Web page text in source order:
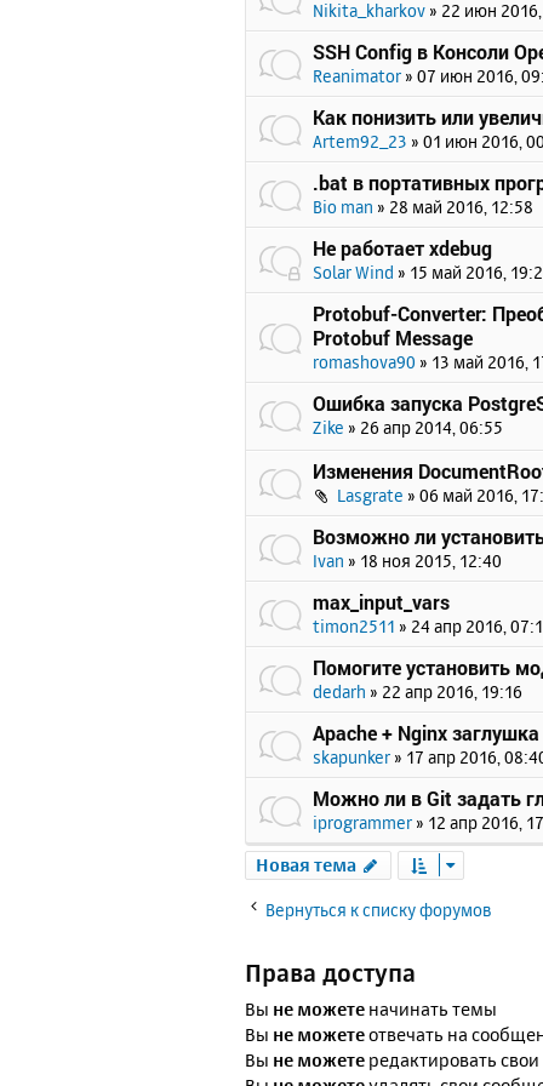
Nikita_kharkov » 22 июн
SSH Config в Консоли
Reanimator » 07 июн 2016,
Как понизить или
Artem92_23 » 01 июн 2016,
.bat в портативных
Bio man » 28 май 2016, 12:58
Не работает xdebug
Solar Wind » 15 май 2016,
Protobuf-Converter:
Protobuf Message
romashova90 » 13 май 2016,
Ошибка запуска
Zike » 26 апр 2014, 06:55
Изменения
Lasgrate » 06 май 2016,
Возможно ли
Ivan » 18 ноя 2015, 12:40
max_input_vars
timon2511 » 24 апр 2016,
Помогите установить
dedarh » 22 апр 2016, 19:16
Apache + Nginx
skapunker » 17 апр 2016,
Можно ли в Git задать
iprogrammer » 12 апр 2016,
Новая тема
Вернуться к списку форумов
Права доступа
Вы не можете начинать темы
Вы не можетеотвечать на
Вы не можете редактировать